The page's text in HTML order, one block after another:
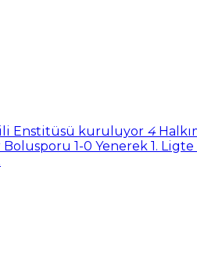
Enstitüsü kuruluyor 4
1-0 Yenerek 1. Ligte